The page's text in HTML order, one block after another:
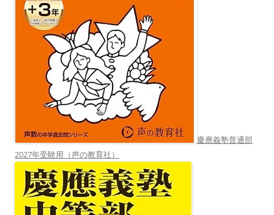
慶應義塾普通部
2027年受験用（声の教育社）